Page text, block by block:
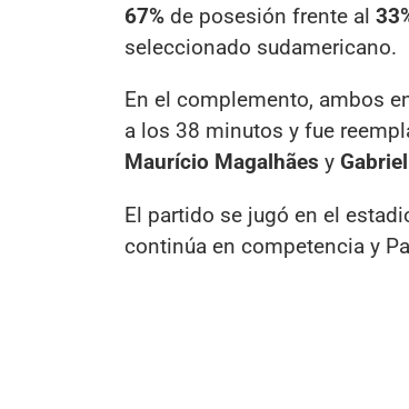
67% de posesión frente al
seleccionado sudamericano.
En el complemento, ambos
a los 38 minutos y fue
Maurício Magalhães y
El partido se jugó en el
continúa en competencia y